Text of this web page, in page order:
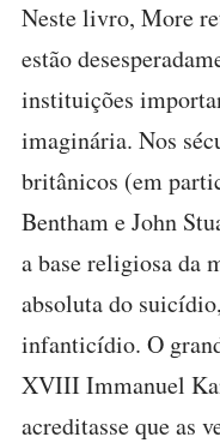
Neste livro, More
estão
instituições
imaginária. Nos
britânicos (em
Bentham e John
a base religiosa da
absoluta do
infanticídio. O
XVIII Immanuel
acreditasse que as